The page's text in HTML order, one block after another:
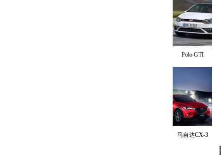
Polo GTI
马自达CX-3